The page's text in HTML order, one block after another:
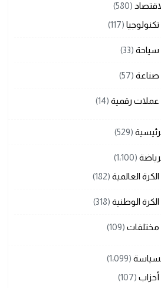
(580)
تكنولوجيا (117)
سياحة (33)
صناعة (57)
عملات رقمية (14)
(529)
(1٬100)
الكرة العالمية (182)
الكرة الوطنية (318)
مختلفات (109)
(1٬099)
أحزاب (107)